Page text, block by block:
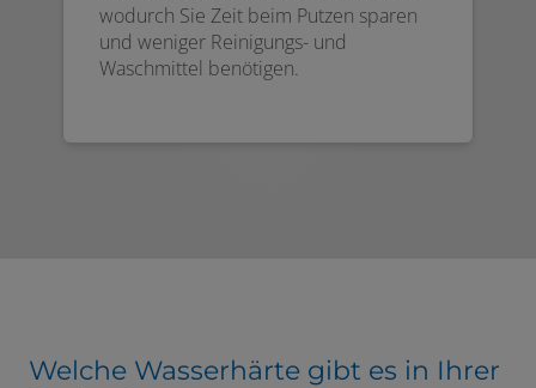
wodurch Sie Zeit beim Putzen sparen
und weniger Reinigungs- und
Waschmittel benötigen.
Welche Wasserhärte gibt es in Ihrer